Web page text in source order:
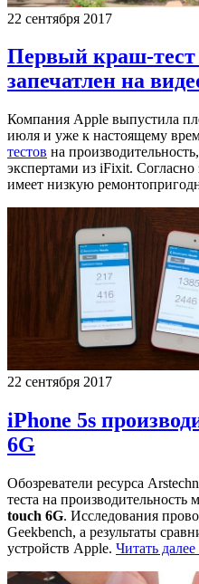
22 сентября 2017
Первый краш-тест
запечатлен на
Компания Apple выпустила
июля и уже к настоящему
тестов на
экспертами из iFixit.
имеет низкую
22 сентября 2017
iPhone 5s
6G
Обозреватели ресурса
теста на производительность
touch 6G. Исследования
Geekbench, а результаты
устройств Apple. Читать